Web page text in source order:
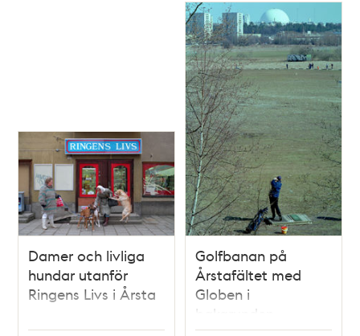
Damer och livliga
hundar utanför
Ringens Livs i Årsta
Golfbanan på
Årstafältet med
Globen i
bakgrunden